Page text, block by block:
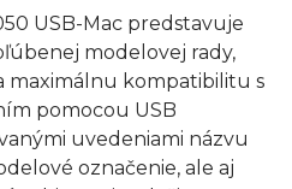
USB-Mac predstavuje
modelovej rady,
maximálnu kompatibilitu s
pomocou USB
uvedeniami názvu
označenie, ale aj